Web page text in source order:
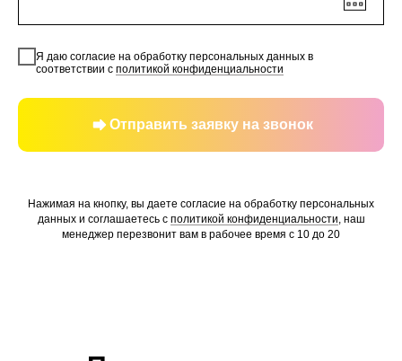
Я даю согласие на обработку персональных данных в
соответствии с политикой конфиденциальности
Отправить заявку на звонок
Нажимая на кнопку, вы даете согласие на обработку персональных
данных и соглашаетесь c политикой конфиденциальности, наш
менеджер перезвонит вам в рабочее время с 10 до 20